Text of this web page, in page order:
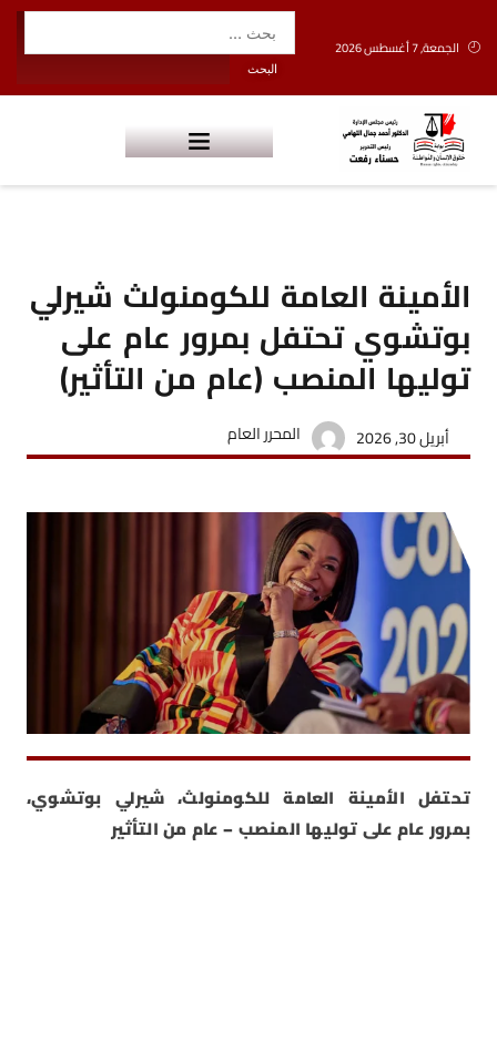
الجمعة, 7 أغسطس 2026
الأمينة العامة للكومنولث شيرلي
بوتشوي تحتفل بمرور عام على
توليها المنصب (عام من التأثير)
أبريل 30, 2026 المحرر العام
تحتفل الأمينة العامة للكومنولث، شيرلي بوتشوي،
بمرور عام على توليها المنصب – عام من التأثير